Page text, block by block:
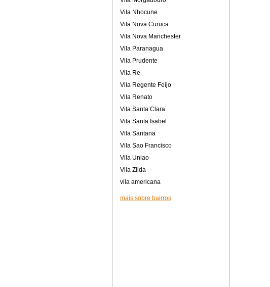
Vila Nhocune
Vila Nova Curuca
Vila Nova Manchester
Vila Paranagua
Vila Prudente
Vila Re
Vila Regente Feijo
Vila Renato
Vila Santa Clara
Vila Santa Isabel
Vila Santana
Vila Sao Francisco
Vila Uniao
Vila Zilda
vila americana
mais sobre bairros